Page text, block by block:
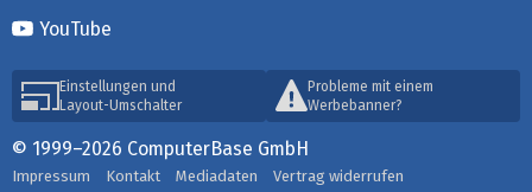
YouTube
Einstellungen und
Layout-Umschalter
Probleme mit einem
Werbebanner?
© 1999–2026 ComputerBase GmbH
Impressum Kontakt Mediadaten Vertrag widerrufen